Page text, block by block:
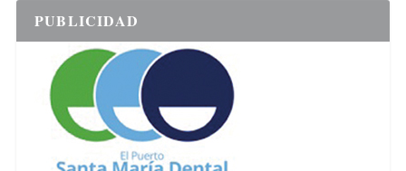
PUBLICIDAD